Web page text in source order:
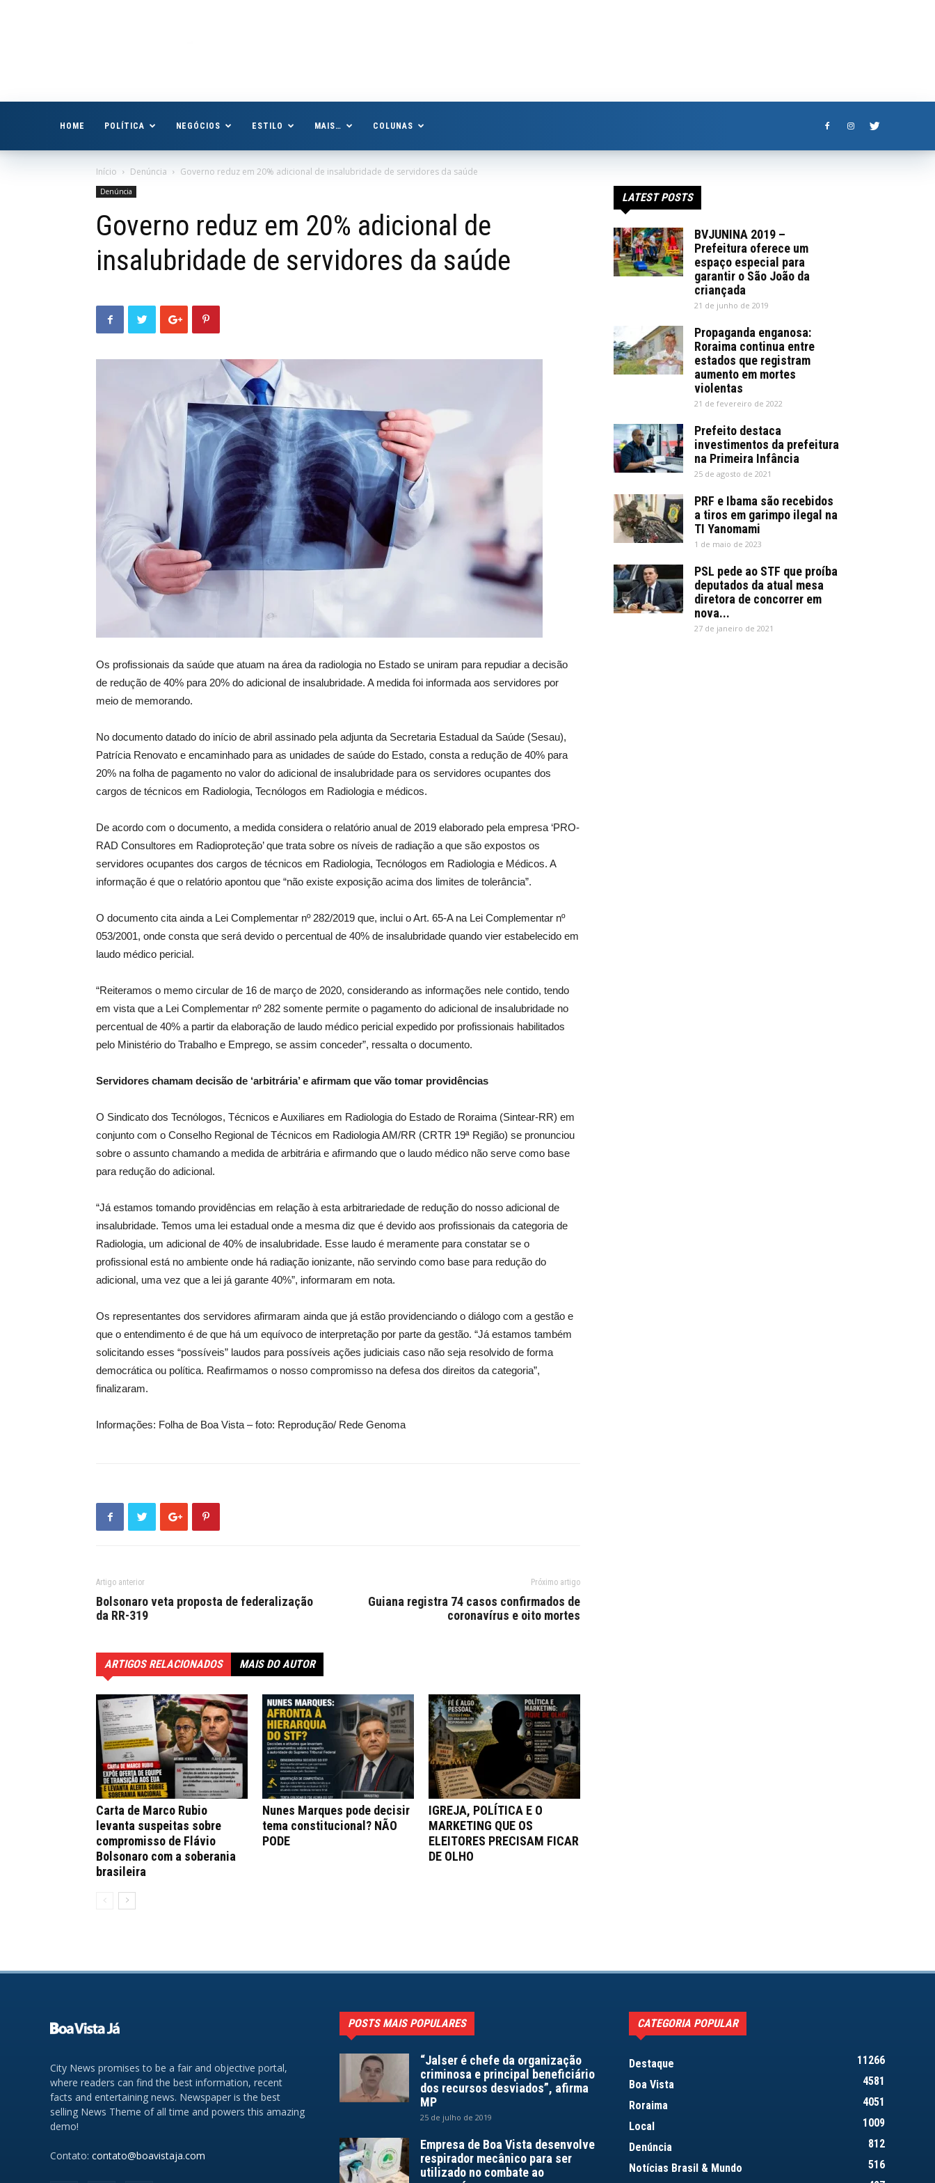
HOME POLÍTICA NEGÓCIOS ESTILO MAIS… COLUNAS
Início Denúncia Governo reduz em 20% adicional de insalubridade de servidores da saúde
Denúncia
Governo reduz em 20% adicional de
insalubridade de servidores da saúde
Os profissionais da saúde que atuam na área da radiologia no Estado se uniram para repudiar a decisão
de redução de 40% para 20% do adicional de insalubridade. A medida foi informada aos servidores por
meio de memorando.
No documento datado do início de abril assinado pela adjunta da Secretaria Estadual da Saúde (Sesau),
Patrícia Renovato e encaminhado para as unidades de saúde do Estado, consta a redução de 40% para
20% na folha de pagamento no valor do adicional de insalubridade para os servidores ocupantes dos
cargos de técnicos em Radiologia, Tecnólogos em Radiologia e médicos.
De acordo com o documento, a medida considera o relatório anual de 2019 elaborado pela empresa ‘PRO-
RAD Consultores em Radioproteção’ que trata sobre os níveis de radiação a que são expostos os
servidores ocupantes dos cargos de técnicos em Radiologia, Tecnólogos em Radiologia e Médicos. A
informação é que o relatório apontou que “não existe exposição acima dos limites de tolerância”.
O documento cita ainda a Lei Complementar nº 282/2019 que, inclui o Art. 65-A na Lei Complementar nº
053/2001, onde consta que será devido o percentual de 40% de insalubridade quando vier estabelecido em
laudo médico pericial.
“Reiteramos o memo circular de 16 de março de 2020, considerando as informações nele contido, tendo
em vista que a Lei Complementar nº 282 somente permite o pagamento do adicional de insalubridade no
percentual de 40% a partir da elaboração de laudo médico pericial expedido por profissionais habilitados
pelo Ministério do Trabalho e Emprego, se assim conceder”, ressalta o documento.
Servidores chamam decisão de ‘arbitrária’ e afirmam que vão tomar providências
O Sindicato dos Tecnólogos, Técnicos e Auxiliares em Radiologia do Estado de Roraima (Sintear-RR) em
conjunto com o Conselho Regional de Técnicos em Radiologia AM/RR (CRTR 19ª Região) se pronunciou
sobre o assunto chamando a medida de arbitrária e afirmando que o laudo médico não serve como base
para redução do adicional.
“Já estamos tomando providências em relação à esta arbitrariedade de redução do nosso adicional de
insalubridade. Temos uma lei estadual onde a mesma diz que é devido aos profissionais da categoria de
Radiologia, um adicional de 40% de insalubridade. Esse laudo é meramente para constatar se o
profissional está no ambiente onde há radiação ionizante, não servindo como base para redução do
adicional, uma vez que a lei já garante 40%”, informaram em nota.
Os representantes dos servidores afirmaram ainda que já estão providenciando o diálogo com a gestão e
que o entendimento é de que há um equívoco de interpretação por parte da gestão. “Já estamos também
solicitando esses “possíveis” laudos para possíveis ações judiciais caso não seja resolvido de forma
democrática ou política. Reafirmamos o nosso compromisso na defesa dos direitos da categoria”,
finalizaram.
Informações: Folha de Boa Vista – foto: Reprodução/ Rede Genoma
Artigo anterior
Bolsonaro veta proposta de federalização
da RR-319
Próximo artigo
Guiana registra 74 casos confirmados de
coronavírus e oito mortes
ARTIGOS RELACIONADOS MAIS DO AUTOR
Carta de Marco Rubio
levanta suspeitas sobre
compromisso de Flávio
Bolsonaro com a soberania
brasileira
Nunes Marques pode decisir
tema constitucional? NÃO
PODE
IGREJA, POLÍTICA E O
MARKETING QUE OS
ELEITORES PRECISAM FICAR
DE OLHO
LATEST POSTS
BVJUNINA 2019 –
Prefeitura oferece um
espaço especial para
garantir o São João da
criançada
21 de junho de 2019
Propaganda enganosa:
Roraima continua entre
estados que registram
aumento em mortes
violentas
21 de fevereiro de 2022
Prefeito destaca
investimentos da prefeitura
na Primeira Infância
25 de agosto de 2021
PRF e Ibama são recebidos
a tiros em garimpo ilegal na
TI Yanomami
1 de maio de 2023
PSL pede ao STF que proíba
deputados da atual mesa
diretora de concorrer em
nova...
27 de janeiro de 2021
City News promises to be a fair and objective portal,
where readers can find the best information, recent
facts and entertaining news. Newspaper is the best
selling News Theme of all time and powers this amazing
demo!
Contato: contato@boavistaja.com
POSTS MAIS POPULARES
“Jalser é chefe da organização
criminosa e principal beneficiário
dos recursos desviados”, afirma
MP
25 de julho de 2019
Empresa de Boa Vista desenvolve
respirador mecânico para ser
utilizado no combate ao
CATEGORIA POPULAR
Destaque
11266
Boa Vista
4581
Roraima
4051
Local
1009
Denúncia
812
Notícias Brasil & Mundo
516